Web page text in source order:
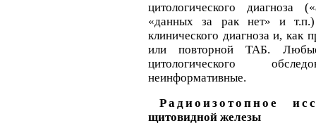
цитологического диагноза
«данных за рак нет» и т.п.)
клинического диагноза и, как
или повторной ТАБ. Любые
цитологического
неинформативные.
Радиоизотопное
щитовидной железы